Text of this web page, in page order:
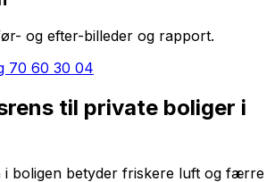
og efter-billeder og rapport.
70 60 30 04
til private boliger i
i boligen betyder friskere luft og færre